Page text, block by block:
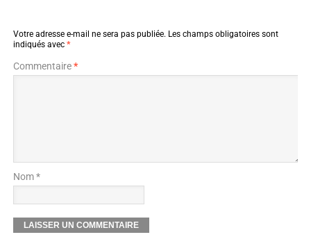
Votre adresse e-mail ne sera pas publiée. Les champs obligatoires sont
indiqués avec *
Commentaire*
Nom *